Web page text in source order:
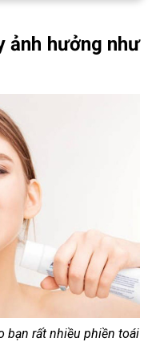
ảnh hưởng như
bạn rất nhiều phiền toái